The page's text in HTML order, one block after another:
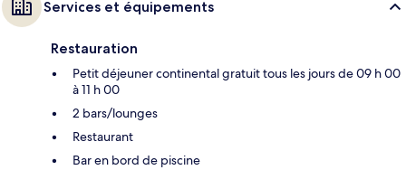
Services et équipements
Restauration
Petit déjeuner continental gratuit tous les jours de 09 h 00
à 11 h 00
2 bars/lounges
Restaurant
Bar en bord de piscine